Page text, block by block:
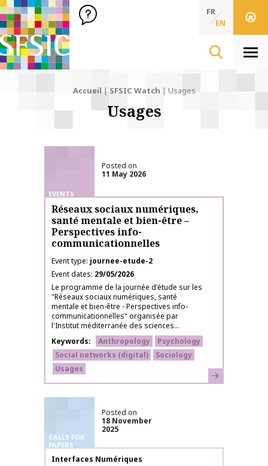
SFSIC Société Française des Sciences de l'Information & de
Société Française des Sciences de
FR
EN
Accueil | SFSIC Watch | Usages
Usages
EVENTS
Posted on
11 May 2026
Réseaux sociaux numériques,
santé mentale et bien-être –
Perspectives info-
communicationnelles
Event type journee-etude-2
Event dates 29/05/2026
Le programme de la journée d'étude sur les
"Réseaux sociaux numériques, santé
mentale et bien-être - Perspectives info-
communicationnelles" organisée par
l'Institut méditerranée des sciences...
Keywords
Anthropology
Psychology
Social networks (digital)
Sociology
Usages
Learn more
CALLS FOR
PAPERS
Posted on
18 November
2025
Publication name
Interfaces Numériques